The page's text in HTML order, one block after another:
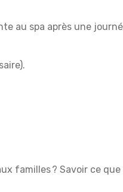
au spa après une
familles ? Savoir ce